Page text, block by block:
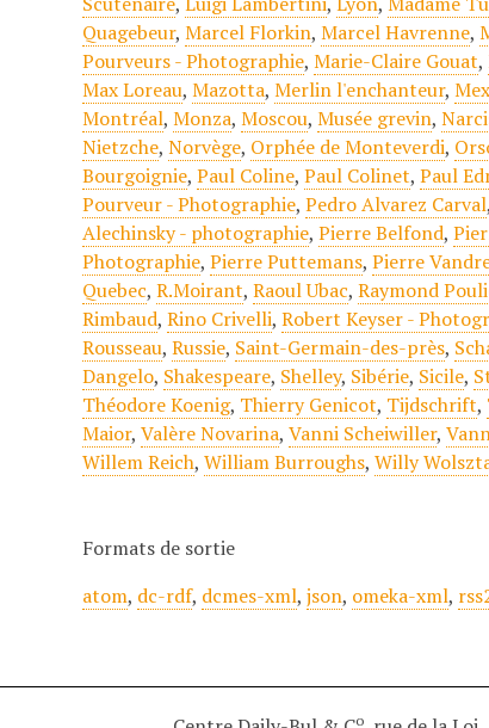
Quagebeur,Marcel Florkin,Marcel Havrenne,
Pourveurs - Photographie,Marie-Claire Gouat,
Max Loreau,Mazotta,Merlin l'enchanteur,
Montréal,Monza,Moscou,Musée grevin,
Nietzche,Norvège, Orphée de Monteverdi,
Bourgoignie,Paul Coline,Paul Colinet,Paul
Pourveur - Photographie,Pedro Alvarez Carval
Alechinsky - photographie,Pierre Belfond,
Photographie,Pierre Puttemans,Pierre
Quebec,R.Moirant,Raoul Ubac,Raymond
Rimbaud,Rino Crivelli,Robert Keyser -
Rousseau,Russie, Saint-Germain-des-près,
Dangelo, Shakespeare, Shelley, Sibérie, Sicile,
Théodore Koenig, Thierry Genicot, Tijdschrift,
Maior,Valère Novarina,Vanni Scheiwiller,
Willem Reich,William Burroughs,Willy
Formats de sortie
atom, dc-rdf, dcmes-xml,json, omeka-xml,
o